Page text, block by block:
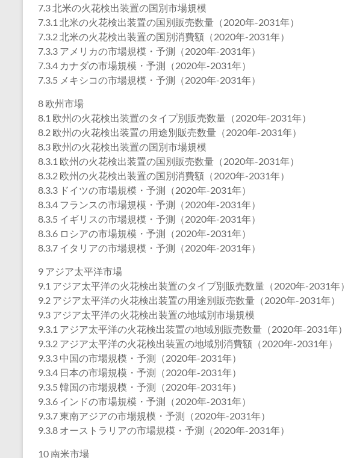
7.3 北米の火花検出装置の国別市場規模
7.3.1 北米の火花検出装置の国別販売数量（2020年-2031年）
7.3.2 北米の火花検出装置の国別消費額（2020年-2031年）
7.3.3 アメリカの市場規模・予測（2020年-2031年）
7.3.4 カナダの市場規模・予測（2020年-2031年）
7.3.5 メキシコの市場規模・予測（2020年-2031年）
8 欧州市場
8.1 欧州の火花検出装置のタイプ別販売数量（2020年-2031年）
8.2 欧州の火花検出装置の用途別販売数量（2020年-2031年）
8.3 欧州の火花検出装置の国別市場規模
8.3.1 欧州の火花検出装置の国別販売数量（2020年-2031年）
8.3.2 欧州の火花検出装置の国別消費額（2020年-2031年）
8.3.3 ドイツの市場規模・予測（2020年-2031年）
8.3.4 フランスの市場規模・予測（2020年-2031年）
8.3.5 イギリスの市場規模・予測（2020年-2031年）
8.3.6 ロシアの市場規模・予測（2020年-2031年）
8.3.7 イタリアの市場規模・予測（2020年-2031年）
9 アジア太平洋市場
9.1 アジア太平洋の火花検出装置のタイプ別販売数量（2020年-2031年）
9.2 アジア太平洋の火花検出装置の用途別販売数量（2020年-2031年）
9.3 アジア太平洋の火花検出装置の地域別市場規模
9.3.1 アジア太平洋の火花検出装置の地域別販売数量（2020年-2031年）
9.3.2 アジア太平洋の火花検出装置の地域別消費額（2020年-2031年）
9.3.3 中国の市場規模・予測（2020年-2031年）
9.3.4 日本の市場規模・予測（2020年-2031年）
9.3.5 韓国の市場規模・予測（2020年-2031年）
9.3.6 インドの市場規模・予測（2020年-2031年）
9.3.7 東南アジアの市場規模・予測（2020年-2031年）
9.3.8 オーストラリアの市場規模・予測（2020年-2031年）
10 南米市場